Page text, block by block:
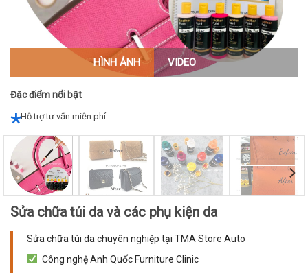
HÌNH ẢNH VIDEO
Đặc điểm nổi bật
Hỗ trợ tư vấn miễn phí
Sửa chữa túi da và các phụ kiện da
Sửa chữa túi da chuyên nghiệp tại TMA Store Auto
Công nghệ Anh Quốc Furniture Clinic